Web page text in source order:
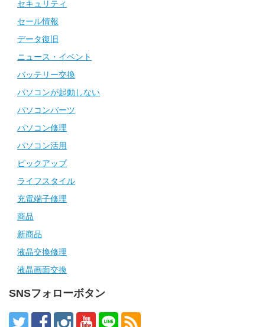
セキュリティ
セール情報
データ復旧
ニュース・イベント
バッテリー交換
パソコンが起動しない
パソコンパーツ
パソコン修理
パソコン活用
ピックアップ
ライフスタイル
充電端子修理
商品
新商品
液晶交換修理
液晶画面交換
SNSフォローボタン